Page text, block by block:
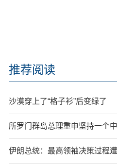
推荐阅读
沙漠穿上了“格子衫”后变绿了
所罗门群岛总理重申坚持一个
伊朗总统：最高领袖决策过程